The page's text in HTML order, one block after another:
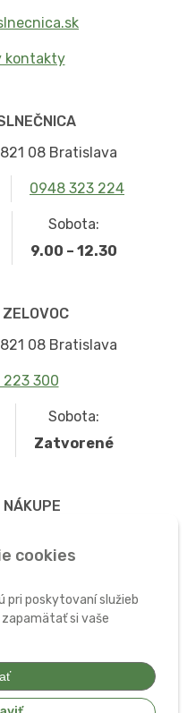
cookies
pri poskytovaní služieb
zapamätať si vaše
kontakty
08 Bratislava
0948 323 224
Sobota:
9.00 – 12.30
08 Bratislava
300
Sobota:
Zatvorené
NÁKUPE
údajov